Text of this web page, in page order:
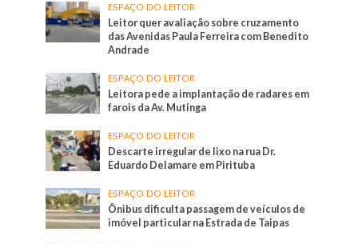
ESPAÇO DO LEITOR
Leitor quer avaliação sobre cruzamento
das Avenidas Paula Ferreira com Benedito
Andrade
ESPAÇO DO LEITOR
Leitora pede a implantação de radares em
farois da Av. Mutinga
ESPAÇO DO LEITOR
Descarte irregular de lixo na rua Dr.
Eduardo Delamare em Pirituba
ESPAÇO DO LEITOR
Ônibus dificulta passagem de veículos de
imóvel particular na Estrada de Taipas